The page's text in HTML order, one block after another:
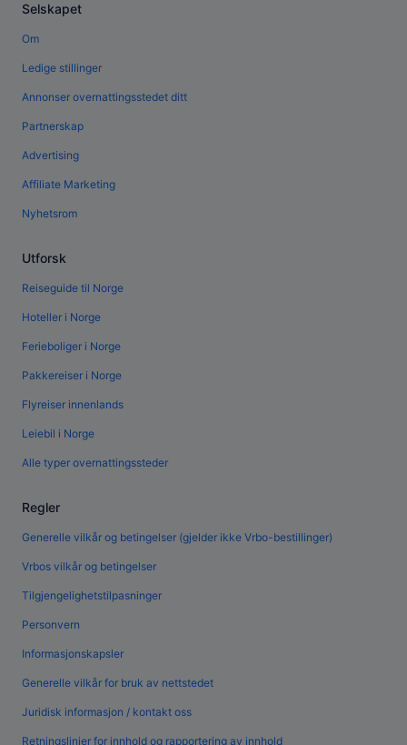
Selskapet
Om
Ledige stillinger
Annonser overnattingsstedet ditt
Partnerskap
Advertising
Affiliate Marketing
Nyhetsrom
Utforsk
Reiseguide til Norge
Hoteller i Norge
Ferieboliger i Norge
Pakkereiser i Norge
Flyreiser innenlands
Leiebil i Norge
Alle typer overnattingssteder
Regler
Generelle vilkår og betingelser (gjelder ikke Vrbo-bestillinger)
Vrbos vilkår og betingelser
Tilgjengelighetstilpasninger
Personvern
Informasjonskapsler
Generelle vilkår for bruk av nettstedet
Juridisk informasjon / kontakt oss
Retningslinjer for innhold og rapportering av innhold